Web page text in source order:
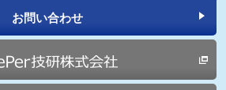
お問い合わせ